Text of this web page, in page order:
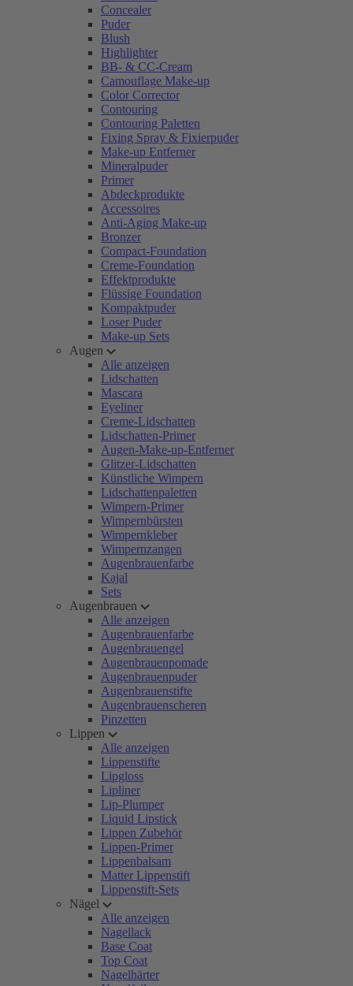
Concealer
Puder
Blush
Highlighter
BB- & CC-Cream
Camouflage Make-up
Color Corrector
Contouring
Contouring Paletten
Fixing Spray & Fixierpuder
Make-up Entferner
Mineralpuder
Primer
Abdeckprodukte
Accessoires
Anti-Aging Make-up
Bronzer
Compact-Foundation
Creme-Foundation
Effektprodukte
Flüssige Foundation
Kompaktpuder
Loser Puder
Make-up Sets
Augen
Alle anzeigen
Lidschatten
Mascara
Eyeliner
Creme-Lidschatten
Lidschatten-Primer
Augen-Make-up-Entferner
Glitzer-Lidschatten
Künstliche Wimpern
Lidschattenpaletten
Wimpern-Primer
Wimpernbürsten
Wimpernkleber
Wimpernzangen
Augenbrauenfarbe
Kajal
Sets
Augenbrauen
Alle anzeigen
Augenbrauenfarbe
Augenbrauengel
Augenbrauenpomade
Augenbrauenpuder
Augenbrauenstifte
Augenbrauenscheren
Pinzetten
Lippen
Alle anzeigen
Lippenstifte
Lipgloss
Lipliner
Lip-Plumper
Liquid Lipstick
Lippen Zubehör
Lippen-Primer
Lippenbalsam
Matter Lippenstift
Lippenstift-Sets
Nägel
Alle anzeigen
Nagellack
Base Coat
Top Coat
Nagelhärter